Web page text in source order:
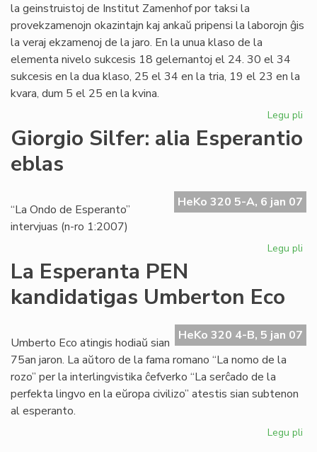
la geinstruistoj de Institut Zamenhof por taksi la
provekzamenojn okazintajn kaj ankaŭ pripensi la laborojn ĝis
la veraj ekzamenoj de la jaro. En la unua klaso de la
elementa nivelo sukcesis 18 gelernantoj el 24. 30 el 34
sukcesis en la dua klaso, 25 el 34 en la tria, 19 el 23 en la
kvara, dum 5 el 25 en la kvina.
Legu pli
Giorgio Silfer: alia Esperantio
eblas
HeKo 320 5-A, 6 jan 07
“La Ondo de Esperanto”
intervjuas (n-ro 1:2007)
Legu pli
La Esperanta PEN
kandidatigas Umberton Eco
HeKo 320 4-B, 5 jan 07
Umberto Eco atingis hodiaŭ sian
75an jaron. La aŭtoro de la fama romano “La nomo de la
rozo” per la interlingvistika ĉefverko “La serĉado de la
perfekta lingvo en la eŭropa civilizo” atestis sian subtenon
al esperanto.
Legu pli